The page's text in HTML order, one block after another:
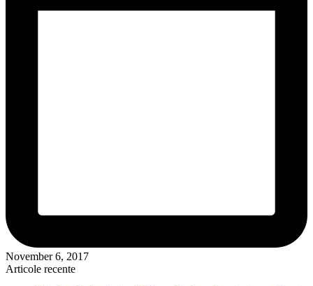
November 6, 2017
Articole recente